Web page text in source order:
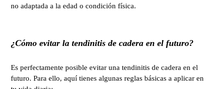
no adaptada a la edad o condición física.
¿Cómo evitar la tendinitis de cadera en el futuro?
Es perfectamente posible evitar una tendinitis de cadera en el
futuro. Para ello, aquí tienes algunas reglas básicas a aplicar en